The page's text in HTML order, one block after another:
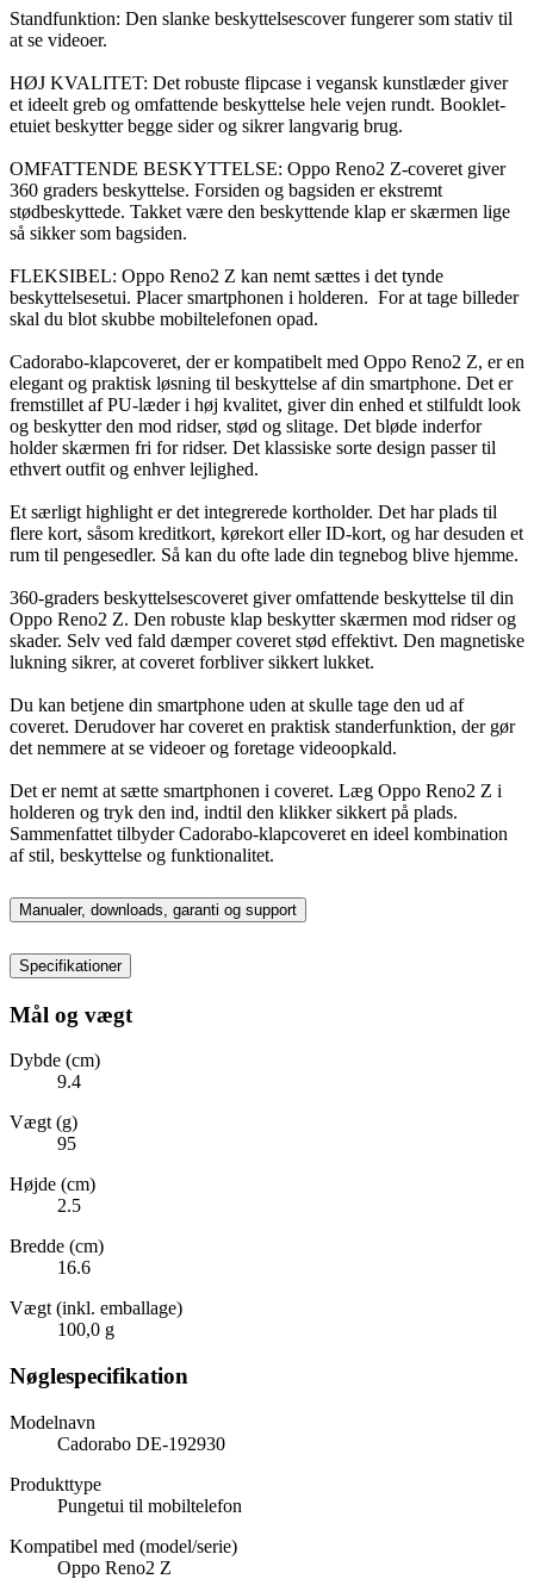
Standfunktion: Den slanke beskyttelsescover fungerer som stativ til
at se videoer.
HØJ KVALITET: Det robuste flipcase i vegansk kunstlæder giver
et ideelt greb og omfattende beskyttelse hele vejen rundt. Booklet-
etuiet beskytter begge sider og sikrer langvarig brug.
OMFATTENDE BESKYTTELSE: Oppo Reno2 Z-coveret giver
360 graders beskyttelse. Forsiden og bagsiden er ekstremt
stødbeskyttede. Takket være den beskyttende klap er skærmen lige
så sikker som bagsiden.
FLEKSIBEL: Oppo Reno2 Z kan nemt sættes i det tynde
beskyttelsesetui. Placer smartphonen i holderen. For at tage billeder
skal du blot skubbe mobiltelefonen opad.
Cadorabo-klapcoveret, der er kompatibelt med Oppo Reno2 Z, er en
elegant og praktisk løsning til beskyttelse af din smartphone. Det er
fremstillet af PU-læder i høj kvalitet, giver din enhed et stilfuldt look
og beskytter den mod ridser, stød og slitage. Det bløde inderfor
holder skærmen fri for ridser. Det klassiske sorte design passer til
ethvert outfit og enhver lejlighed.
Et særligt highlight er det integrerede kortholder. Det har plads til
flere kort, såsom kreditkort, kørekort eller ID-kort, og har desuden et
rum til pengesedler. Så kan du ofte lade din tegnebog blive hjemme.
360-graders beskyttelsescoveret giver omfattende beskyttelse til din
Oppo Reno2 Z. Den robuste klap beskytter skærmen mod ridser og
skader. Selv ved fald dæmper coveret stød effektivt. Den magnetiske
lukning sikrer, at coveret forbliver sikkert lukket.
Du kan betjene din smartphone uden at skulle tage den ud af
coveret. Derudover har coveret en praktisk standerfunktion, der gør
det nemmere at se videoer og foretage videoopkald.
Det er nemt at sætte smartphonen i coveret. Læg Oppo Reno2 Z i
holderen og tryk den ind, indtil den klikker sikkert på plads.
Sammenfattet tilbyder Cadorabo-klapcoveret en ideel kombination
af stil, beskyttelse og funktionalitet.
Manualer, downloads, garanti og support
Specifikationer
Mål og vægt
Dybde (cm)
9.4
Vægt (g)
95
Højde (cm)
2.5
Bredde (cm)
16.6
Vægt (inkl. emballage)
100,0 g
Nøglespecifikation
Modelnavn
Cadorabo DE-192930
Produkttype
Pungetui til mobiltelefon
Kompatibel med (model/serie)
Oppo Reno2 Z